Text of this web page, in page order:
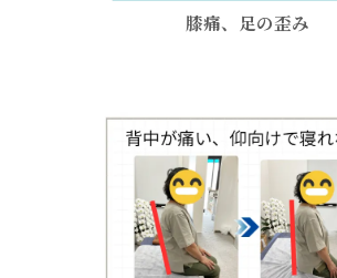
膝痛、足の歪み